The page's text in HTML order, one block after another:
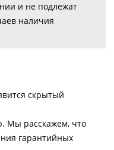
и не подлежат
наличия
скрытый
Мы расскажем, что
гарантийных